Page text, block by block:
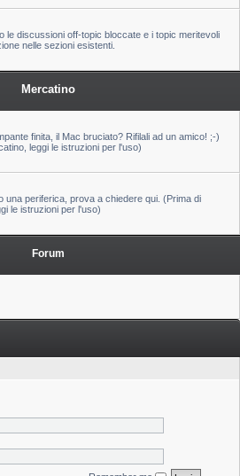
le discussioni off-topic bloccate e i topic meritevoli
nelle sezioni esistenti.
Mercatino
finita, il Mac bruciato? Rifilali ad un amico! ;-)
leggi le istruzioni per l'uso)
una periferica, prova a chiedere qui. (Prima di
le istruzioni per l'uso)
Forum